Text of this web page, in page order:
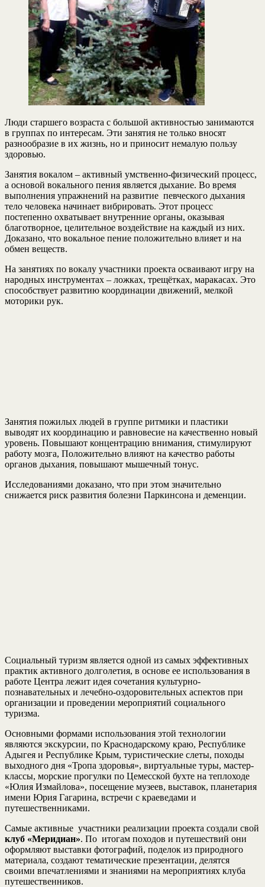
Люди старшего возраста с большой активностью занимаются
в группах по интересам. Эти занятия не только вносят
разнообразие в их жизнь, но и приносит немалую пользу
здоровью.
Занятия вокалом – активный умственно-физический процесс,
а основой вокального пения является дыхание. Во время
выполнения упражнений на развитие певческого дыхания
тело человека начинает вибрировать. Этот процесс
постепенно охватывает внутренние органы, оказывая
благотворное, целительное воздействие на каждый из них.
Доказано, что вокальное пение положительно влияет и на
обмен веществ.
На занятиях по вокалу участники проекта осваивают игру на
народных инструментах – ложках, трещётках, маракасах. Это
способствует развитию координации движений, мелкой
моторики рук.
Занятия пожилых людей в группе ритмики и пластики
выводят их координацию и равновесие на качественно новый
уровень. Повышают концентрацию внимания, стимулируют
работу мозга, Положительно влияют на качество работы
органов дыхания, повышают мышечный тонус.
Исследованиями доказано, что при этом значительно
снижается риск развития болезни Паркинсона и деменции.
Социальный туризм является одной из самых эффективных
практик активного долголетия, в основе ее использования в
работе Центра лежит идея сочетания культурно-
познавательных и лечебно-оздоровительных аспектов при
организации и проведении мероприятий социального
туризма.
Основными формами использования этой технологии
являются экскурсии, по Краснодарскому краю, Республике
Адыгея и Республике Крым, туристические слеты, походы
выходного дня «Тропа здоровья», виртуальные туры, мастер-
классы, морские прогулки по Цемесской бухте на теплоходе
«Юлия Измайлова», посещение музеев, выставок, планетария
имени Юрия Гагарина, встречи с краеведами и
путешественниками.
Самые активные участники реализации проекта создали свой
клуб «Меридиан». По итогам походов и путешествий они
оформляют выставки фотографий, поделок из природного
материала, создают тематические презентации, делятся
своими впечатлениями и знаниями на мероприятиях клуба
путешественников.